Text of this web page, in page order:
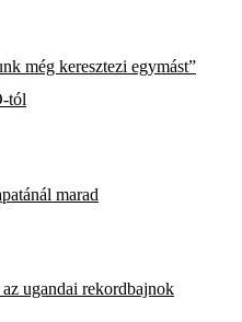
még keresztezi egymást”
tól
marad
ugandai rekordbajnok